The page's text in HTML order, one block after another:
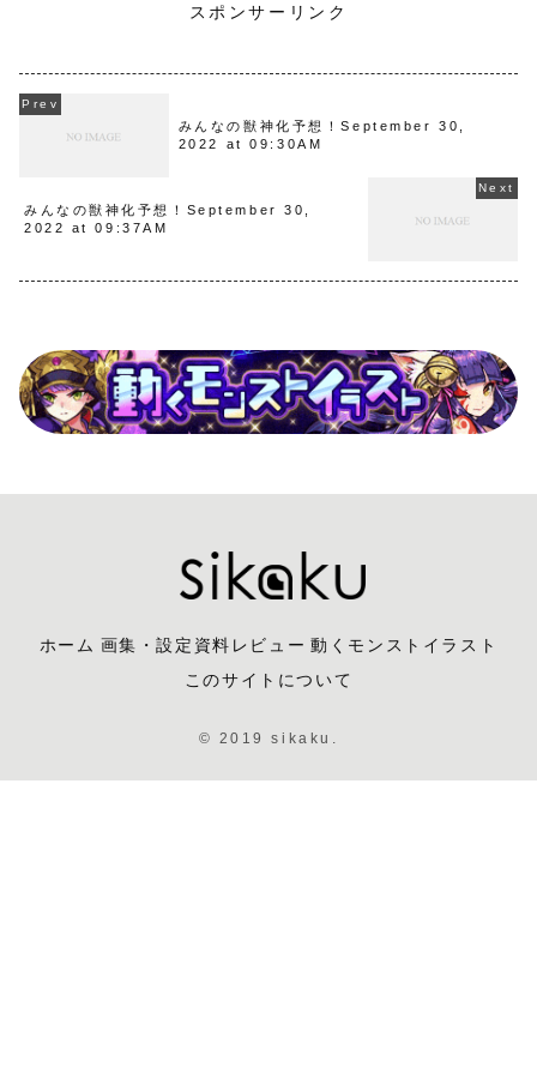
スポンサーリンク
みんなの獣神化予想！September 30,
2022 at 09:30AM
みんなの獣神化予想！September 30,
2022 at 09:37AM
ホーム 画集・設定資料レビュー 動くモンストイラスト
このサイトについて
© 2019 sikaku.